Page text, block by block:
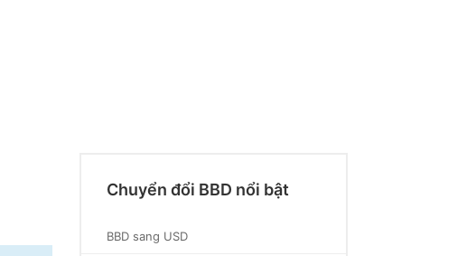
Chuyển đổi BBD nổi bật
BBD sang USD